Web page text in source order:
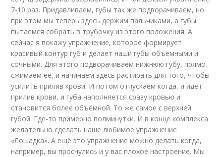
7-10 раз. Придавливаем, губы так же подворачиваем, но
при этом мы теперь здесь держим пальчиками, а губы
пытаемся собрать в трубочку из этого положения. А
сейчас я покажу упражнение, которое формирует
красивый контур губ и делает наши губы объёмными и
сочными. Для этого подворачиваем нижнюю губу, прямо
сжимаем её, и начинаем здесь растирать для того, чтобы
усилить прилив крови. И потом отпускаем когда, и идёт
прилив крови, и губа наполняется сразу кровью и
становится более объёмной. То же самое с верхней
губой. Где-то примерно полминутки. И в конце комплекса
желательно сделать наше любимое упражнение
«Лошадка». А ещё это упражнение можно делать когда,
например, вы проснулись и у вас плохое настроение. Мы